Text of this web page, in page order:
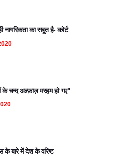
नागरिकता का सबूत है- कोर्ट
के चन्द अल्फ़ाज़ मरहम हो गए"
के बारे में देश के वरिष्ट